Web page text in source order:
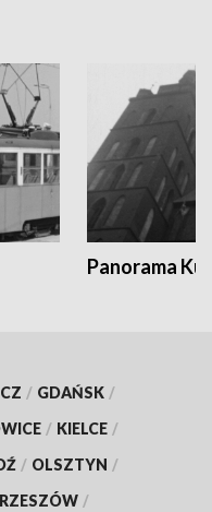
Panorama
/ GDAŃSK /
/ KIELCE /
/ OLSZTYN /
RZESZÓW /